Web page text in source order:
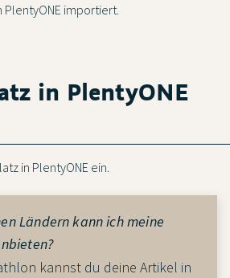
PlentyONE importiert.
in PlentyONE
in PlentyONE ein.
Ländern kann ich meine
kannst du deine Artikel in